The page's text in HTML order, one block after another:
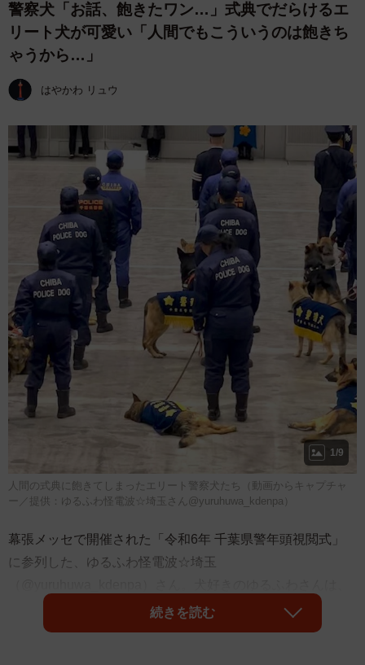
警察犬「お話、飽きたワン…」式典でだらけるエ
リート犬が可愛い「人間でもこういうのは飽きち
ゃうから…」
はやかわ リュウ
1/9
人間の式典に飽きてしまったエリート警察犬たち（動画からキャプチャ
ー／提供：ゆるふわ怪電波☆埼玉さん@yuruhuwa_kdenpa）
幕張メッセで開催された「令和6年 千葉県警年頭視閲式」
に参列した、ゆるふわ怪電波☆埼玉
毎年視閲式に参列する警察犬の様子を楽しみにしているそ
うです。
続きを読む